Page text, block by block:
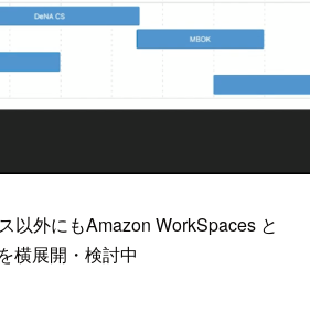
以外にもAmazon WorkSpaces と
横展開・検討中